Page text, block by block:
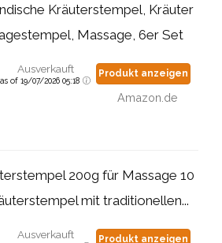
Kräuterstempel, Kräuter
Massage, 6er Set
Ausverkauft
as of 19/07/2026 05:18
Produkt anzeigen
Amazon.de
200g für Massage 10
mit traditionellen...
Ausverkauft Produkt anzeigen